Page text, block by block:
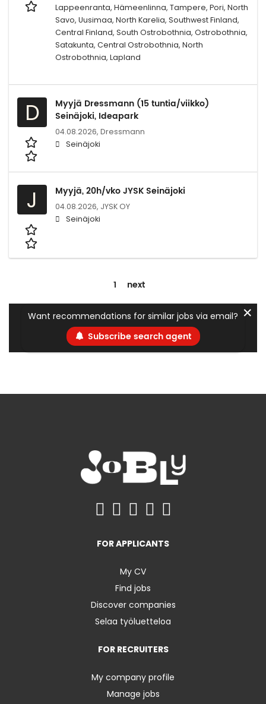
Lappeenranta, Hämeenlinna, Tampere, Pori, North
Savo, Uusimaa, North Karelia, Southwest Finland,
Central Finland, South Ostrobothnia, Ostrobothnia,
Satakunta, Central Ostrobothnia, North
Ostrobothnia, Lapland
D
Myyjä Dressmann (15 tuntia/viikko)
Seinäjoki, Ideapark
04.08.2026, Dressmann
Seinäjoki
J Myyjä, 20h/vko JYSK Seinäjoki
04.08.2026, JYSK OY
Seinäjoki
1 next
Want recommendations for similar jobs via email?
Subscribe search agent
✕
FOR APPLICANTS
My CV
Find jobs
Discover companies
Selaa työluetteloa
FOR RECRUITERS
My company profile
Manage jobs